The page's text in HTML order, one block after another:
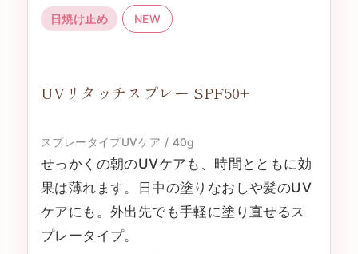
日焼け止め NEW
UVリタッチスプレー SPF50+
スプレータイプUVケア / 40g
せっかくの朝のUVケアも、時間とともに効
果は薄れます。日中の塗りなおしや髪のUV
ケアにも。外出先でも手軽に塗り直せるス
プレータイプ。